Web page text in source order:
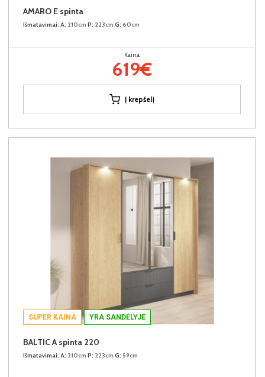
AMARO E spinta
Išmatavimai: A: 210cm P: 223cm G: 60cm
Kaina:
619€
Į krepšelį
SUPER KAINA YRA SANDĖLYJE
BALTIC A spinta 220
Išmatavimai: A: 210cm P: 223cm G: 59cm